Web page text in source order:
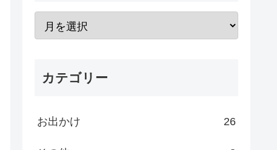
カテゴリー
お出かけ 26